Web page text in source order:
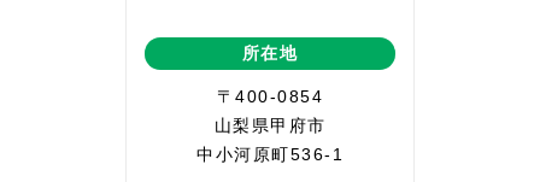
所在地
〒400-0854
山梨県甲府市
中小河原町536-1